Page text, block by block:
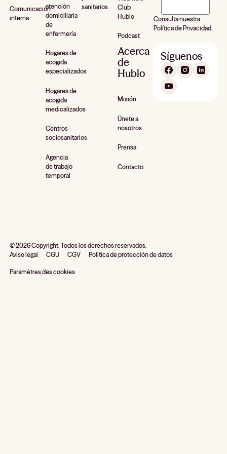
Comunicación
interna
atención
domiciliaria
de
enfermería
Hogares de
acogida
especializados
Hogares de
acogida
medicalizados
Centros
sociosanitarios
Agencia
de trabajo
temporal
sanitarios
Club
Hublo
Podcast
Acerca
de
Hublo
Misión
Únete a
nosotros
Prensa
Contacto
Consulta nuestra
Política de Privacidad .
Síguenos
©2026Copyright. Todos los derechos reservados.
Aviso legal
CGU CGV Política de protección de datos
Paramètres des cookies